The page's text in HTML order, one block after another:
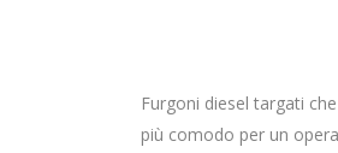
Furgoni diesel targati
più comodo per un